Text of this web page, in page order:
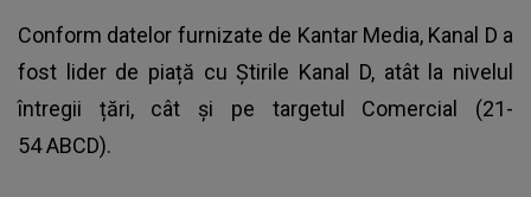
Conform datelor furnizate de Kantar Media, Kanal D a
fost lider de piață cu Știrile Kanal D, atât la nivelul
întregii țări, cât și pe targetul Comercial (21-
54 ABCD).